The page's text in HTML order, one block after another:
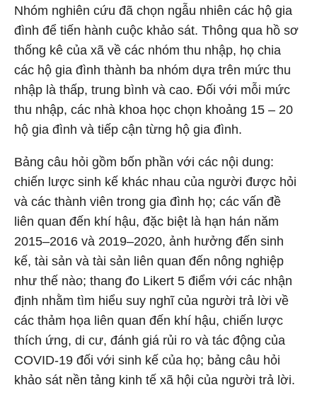
Nhóm nghiên cứu đã chọn ngẫu nhiên các hộ gia
đình để tiến hành cuộc khảo sát. Thông qua hồ sơ
thống kê của xã về các nhóm thu nhập, họ chia
các hộ gia đình thành ba nhóm dựa trên mức thu
nhập là thấp, trung bình và cao. Đối với mỗi mức
thu nhập, các nhà khoa học chọn khoảng 15 – 20
hộ gia đình và tiếp cận từng hộ gia đình.
Bảng câu hỏi gồm bốn phần với các nội dung:
chiến lược sinh kế khác nhau của người được hỏi
và các thành viên trong gia đình họ; các vấn đề
liên quan đến khí hậu, đặc biệt là hạn hán năm
2015–2016 và 2019–2020, ảnh hưởng đến sinh
kế, tài sản và tài sản liên quan đến nông nghiệp
như thế nào; thang đo Likert 5 điểm với các nhận
định nhằm tìm hiểu suy nghĩ của người trả lời về
các thảm họa liên quan đến khí hậu, chiến lược
thích ứng, di cư, đánh giá rủi ro và tác động của
COVID-19 đối với sinh kế của họ; bảng câu hỏi
khảo sát nền tảng kinh tế xã hội của người trả lời.